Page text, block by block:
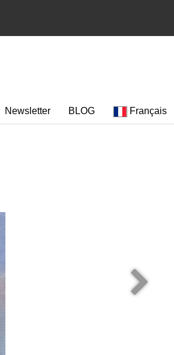
Newsletter BLOG Français